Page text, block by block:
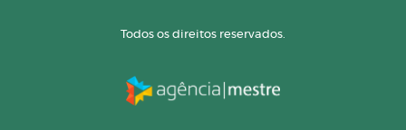
Todos os direitos reservados.